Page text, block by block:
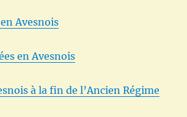
Avesnois
en Avesnois
à la fin de l’Ancien Régime